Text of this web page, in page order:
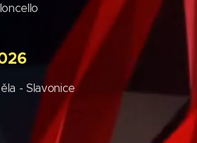
- Slavonice